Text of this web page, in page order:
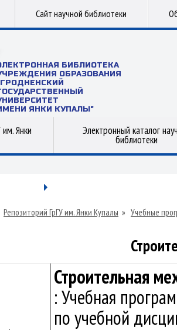
Сайт научной библиотеки
БИБЛИОТЕКА
ОБРАЗОВАНИЯ
ЯНКИ КУПАЛЫ"
Янки Электронный каталог
библиотеки
Репозиторий ГрГУ им. Янки Купалы » Учебные
Строительная
: Учебная
по учебной